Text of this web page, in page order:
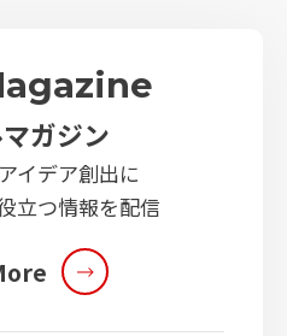
ガジン
イデア創出に
立つ情報を配信